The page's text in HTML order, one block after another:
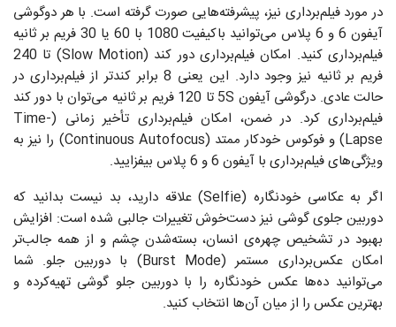
در مورد فیلم‌برداری نیز، پیشر‌فته‌هایی صورت گرفته است. با هر دوگوشی
آیفون 6 و 6 پلاس می‌توانید باکیفیت 1080 با 60 یا 30 فریم بر ثانیه
فیلم‌برداری کنید. امکان فیلم‌برداری دور کند (Slow Motion) تا 240
فریم بر ثانیه نیز وجود دارد. این یعنی 8 برابر کند‌تر از فیلم‌برداری در
حالت عادی. درگوشی آیفون 5S تا 120 فریم بر ثانیه می‌توان با دور کند
فیلم‌برداری کرد. در ضمن، امکان فیلم‌برداری تأخیر زمانی (Time-
Lapse) و فوکوس خودکار ممتد (Continuous Autofocus) را نیز به
ویژگی‌های فیلم‌برداری با آیفون 6 و 6 پلاس بیفزایید.
اگر به عکاسی خودنگاره (Selfie) علاقه دارید، بد نیست بدانید که
دوربین جلوی گوشی نیز دست‌خوش تغییرات جالبی شده است: افزایش
بهبود در تشخیص چهره‌ی انسان، بسته‌شدن چشم و از همه جالب‌تر
امکان عکس‌برداری مستمر (Burst Mode) با دوربین جلو. شما
می‌توانید ده‌ها عکس خودنگاره را با دوربین جلو گوشی تهیه‌کرده و
بهترین عکس را از میان آن‌ها انتخاب کنید.